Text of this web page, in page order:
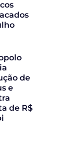
de
e
de R$